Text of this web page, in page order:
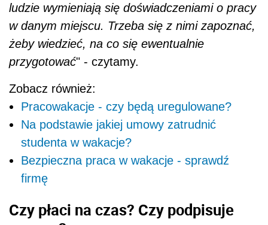
ludzie wymieniają się doświadczeniami o pracy
w danym miejscu. Trzeba się z nimi zapoznać,
żeby wiedzieć, na co się ewentualnie
przygotować" - czytamy.
Zobacz również:
Pracowakacje - czy będą uregulowane?
Na podstawie jakiej umowy zatrudnić
studenta w wakacje?
Bezpieczna praca w wakacje - sprawdź
firmę
Czy płaci na czas? Czy podpisuje